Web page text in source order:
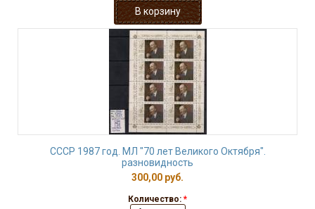
СССР 1987 год. МЛ "70 лет Великого Октября".
разновидность
300,00 руб.
Количество: *